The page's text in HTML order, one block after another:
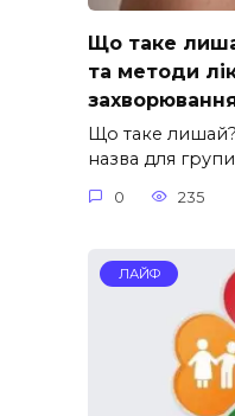
Що таке
та методи
Що таке
назва для
0 235
ЛАЙФ